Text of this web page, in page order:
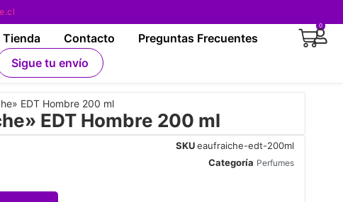
Tienda Contacto
Preguntas Frecuentes
Sigue tu envío
0
EDT Hombre 200 ml
EDT Hombre 200 ml
SKUeaufraiche-edt-200ml
Categoría Perfumes